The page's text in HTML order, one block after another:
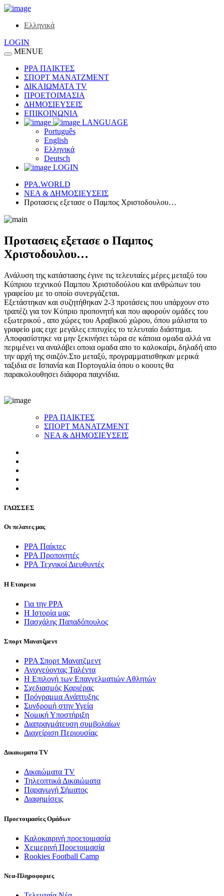
Ελληνικά
LOGIN
MENUE
ΡΡΑ ΠΑΙΚΤΕΣ
ΣΠΟΡΤ ΜΑΝΑΤΖΜΕΝΤ
ΔΙΚΑΙΩΜΑΤΑ TV
ΠΡΟΕΤΟΙΜΑΣΙΑ
ΔΗΜΟΣΙΕΥΣΕΙΣ
ΕΠΙΚΟΙΝΩΝΙΑ
LANGUAGE
Português
English
Ελληνικά
Deutsch
LOGIN
PPA.WORLD
ΝΕΑ & ΔΗΜΟΣΙΕΥΣΕΙΣ
Προτασεις εξετασε ο Παμπος Χριστοδουλου…
Προτασεις εξετασε ο Παμπος
Χριστοδουλου…
Ανάλυση της κατάστασης έγινε τις τελευταίες μέρες μεταξύ του
Κύπριου τεχνικού Παμπου Χριστοδούλου και ανθρώπων του
γραφείου με το οποίο συνεργάζεται.
Εξετάστηκαν και συζητήθηκαν 2-3 προτάσεις που υπάρχουν στο
τραπέζι για τον Κύπριο προπονητή και που αφορούν ομάδες του
εξωτερικού , απο χώρες του Αραβικού χώρου, όπου μάλιστα το
γραφείο μας ειχε μεγάλες επιτυχίες το τελευταίο διάστημα.
Αποφασίστηκε να μην ξεκινήσει τώρα σε κάποια ομαδα αλλά να
περιμένει να αναλάβει οποια ομαδα απο το καλοκαίρι, δηλαδή απο
την αρχή της σαιζόν.Στο μεταξύ, προγραμματισθηκαν μερικά
ταξιδια σε Ισπανία και Πορτογαλία όπου ο κοουτς θα
παρακολουθησει διάφορα παιχνίδια.
ΡΡΑ ΠΑΙΚΤΕΣ
ΣΠΟΡΤ ΜΑΝΑΤΖΜΕΝΤ
ΝΕΑ & ΔΗΜΟΣΙΕΥΣΕΙΣ
ΓΛΩΣΣEΣ
Οι πελατες μας
PPA Παίκτες
PPA Προπονητές
ΡΡΑ Τεχνικοί Διευθυντές
Η Εταιρεια
Για την PPA
Η Ιστορία μας
Πασχάλης Παπαδόπουλος
Σπορτ Μανατζμεντ
ΡΡΑ Σπορτ Μανατζμεντ
Ανιχνεύοντας Ταλέντα
Η Επιλογή των Επαγγελματιών Αθλητών
Σχεδιασμός Καριέρας
Πρόγραμμα Ανάπτυξης
Συνδρομή στην Υγεία
Νομική Υποστήριξη
Διαπραγμάτευση συμβολαίων
Διαχείριση Περιουσίας
Δικαιωματα TV
Δικαιώματα TV
Τηλεοπτικά Δικαιώματα
Παραγωγή Σήματος
Διαφημίσεις
Προετοιμασίες Ομάδων
Καλοκαιρινή προετοιμασία
Χειμερινή Προετοιμασία
Rookies Football Camp
Νεα-Πληροφοριες